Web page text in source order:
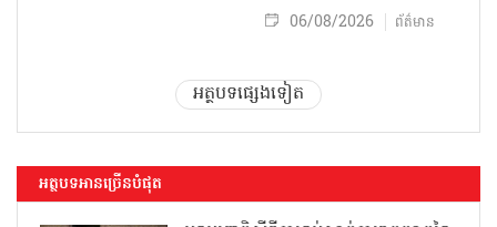
06/08/2026 ព័ត៌មាន
អត្ថបទផ្សេងទៀត
អត្ថបទអានច្រើនបំផុត